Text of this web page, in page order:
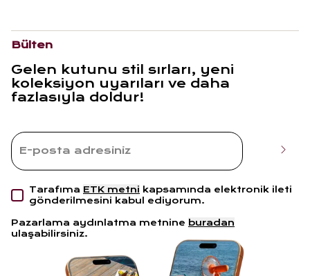
Bülten
Gelen kutunu stil sırları, yeni
koleksiyon uyarıları ve daha
fazlasıyla doldur!
Tarafıma ETK metni kapsamında elektronik ileti
gönderilmesini kabul ediyorum.
Pazarlama aydınlatma metnine buradan
ulaşabilirsiniz.